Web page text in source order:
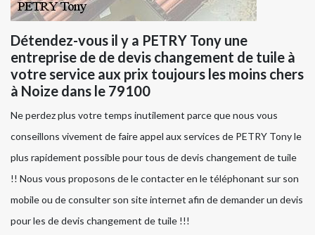
Détendez-vous il y a PETRY Tony une
entreprise de de devis changement de tuile à
votre service aux prix toujours les moins chers
à Noize dans le 79100
Ne perdez plus votre temps inutilement parce que nous vous
conseillons vivement de faire appel aux services de PETRY Tony le
plus rapidement possible pour tous de devis changement de tuile
!! Nous vous proposons de le contacter en le téléphonant sur son
mobile ou de consulter son site internet afin de demander un devis
pour les de devis changement de tuile !!!